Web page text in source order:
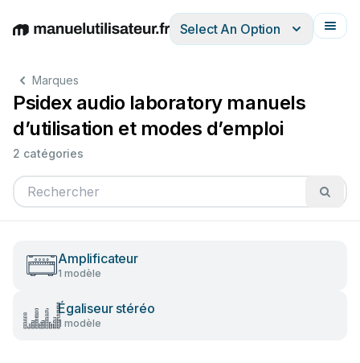
EnglishDeutschEspañolItalianoFrançais
Select An Option
Marques
Psidex audio laboratory manuels
d’utilisation et modes d’emploi
2 catégories
Amplificateur
1 modèle
Égaliseur stéréo
1 modèle